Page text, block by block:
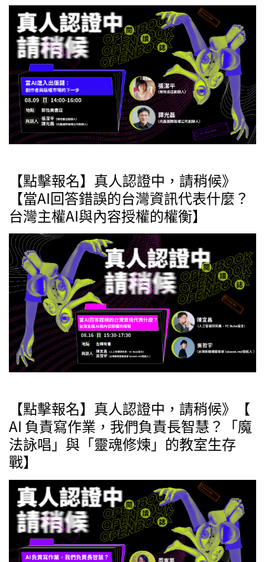
【點擊報名】真人認證中，請稍候》
【當AI回答錯誤的台灣資訊代表什麼？
台灣主權AI與內容授權的權衡】
【點擊報名】真人認證中，請稍候》【
AI 負責寫作業，我們負責長智慧？「魔
法詠唱」與「靈魂修煉」的教室生存
戰】